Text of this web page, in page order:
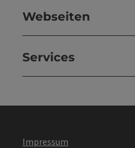
Webseiten
Services
Impressum